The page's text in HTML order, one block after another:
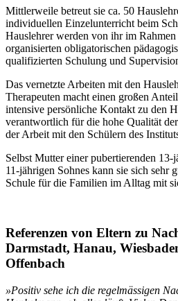
Mittlerweile betreut sie ca. 50
individuellen Einzelunterricht beim
Hauslehrer werden von ihr im
organisierten obligatorischen
qualifizierten Schulung und
Das vernetzte Arbeiten mit den
Therapeuten macht einen großen
intensive persönliche Kontakt zu den
verantwortlich für die hohe Qualität
der Arbeit mit den Schülern des
Selbst Mutter einer pubertierenden 13-
11-jährigen Sohnes kann sie sich sehr
Schule für die Familien im Alltag mit
Referenzen von Eltern zu
Darmstadt, Hanau,
Offenbach
»Positiv sehe ich die regelmässigen